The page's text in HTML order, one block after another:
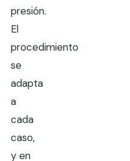
presión.
El
procedimiento
se
adapta
a
cada
caso,
y en